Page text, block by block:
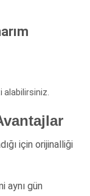
alabilirsiniz.
için orijinalliği
aynı gün